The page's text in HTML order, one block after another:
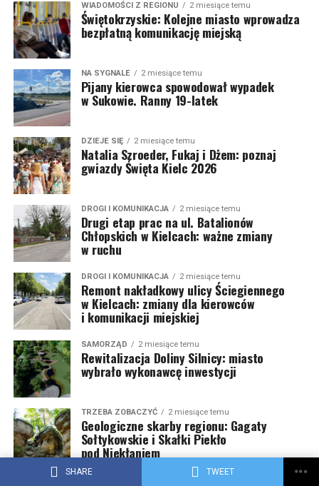
SHARE TWEET
WIADOMOŚCI Z REGIONU 2 miesiące temu
Świętokrzyskie: Kolejne miasto wprowadza
bezpłatną komunikację miejską
NA SYGNALE 2 miesiące temu
Pijany kierowca spowodował wypadek
w Sukowie. Ranny 19-latek
DZIEJE SIĘ 2 miesiące temu
Natalia Szroeder, Fukaj i Dżem: poznaj
gwiazdy Święta Kielc 2026
DROGI I KOMUNIKACJA 2 miesiące temu
Drugi etap prac na ul. Batalionów
Chłopskich w Kielcach: ważne zmiany
w ruchu
DROGI I KOMUNIKACJA 2 miesiące temu
Remont nakładkowy ulicy Ściegiennego
w Kielcach: zmiany dla kierowców
i komunikacji miejskiej
SAMORZĄD 2 miesiące temu
Rewitalizacja Doliny Silnicy: miasto
wybrało wykonawcę inwestycji
TRZEBA ZOBACZYĆ 2 miesiące temu
Geologiczne skarby regionu: Gagaty
Sołtykowskie i Skałki Piekło
pod Niekłaniem